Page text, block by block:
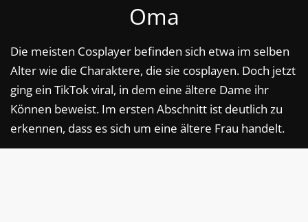
Oma
Die meisten Cosplayer befinden sich etwa im selben
Alter wie die Charaktere, die sie cosplayen. Doch jetzt
ging ein TikTok viral, in dem eine ältere Dame ihr
Können beweist. Im ersten Abschnitt ist deutlich zu
erkennen, dass es sich um eine ältere Frau handelt.